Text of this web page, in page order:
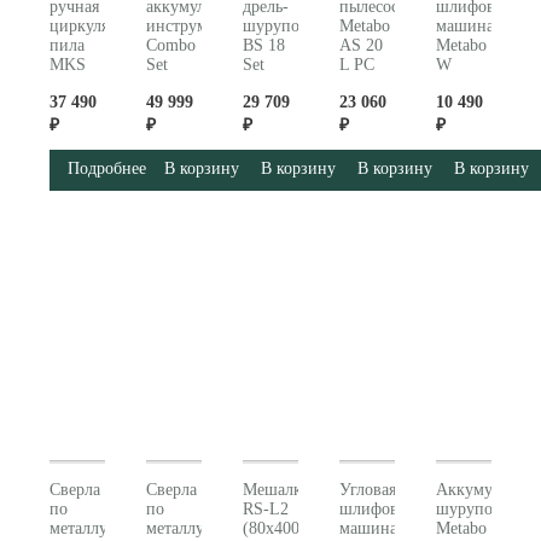
ручная
циркулярная
пила
MKS
BL 58
(600773840)
37 490
₽
Подробнее
аккумуляторных
инструментов
Combo
Set
18V
(685198000)
49 999
₽
В корзину
дрель-
шуруповерт
BS 18
Set
29 709
₽
В корзину
пылесос
Metabo
AS 20
L PC
23 060
₽
В корзину
шлифовальная
машина
Metabo
W
125
(603614000)
10 490
₽
В корзину
Сверла
по
металлу
Сверла
по
металлу
Мешалка
RS-L2
(80x400
Угловая
шлифовальная
машина
шуруповерт
Metabo